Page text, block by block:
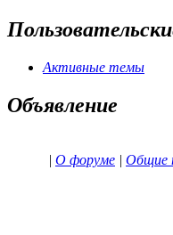
Активные темы
Объявление
| О форуме | Общие